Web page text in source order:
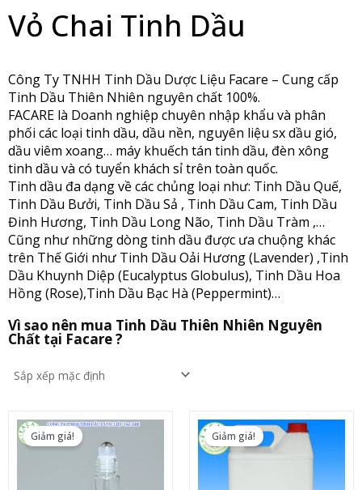
Vỏ Chai Tinh Dầu
Công Ty TNHH Tinh Dầu Dược Liệu Facare – Cung cấp
Tinh Dầu Thiên Nhiên nguyên chất 100%.
FACARE là Doanh nghiệp chuyên nhập khẩu và phân
phối các loại tinh dầu, dầu nền, nguyên liệu sx dầu gió,
dầu viêm xoang… máy khuếch tán tinh dầu, đèn xông
tinh dầu và có tuyển khách sỉ trên toàn quốc.
Tinh dầu đa dạng về các chủng loại như: Tinh Dầu Quế,
Tinh Dầu Bưởi, Tinh Dầu Sả , Tinh Dầu Cam, Tinh Dầu
Đinh Hương, Tinh Dầu Long Não, Tinh Dầu Tràm ,…
Cũng như những dòng tinh dầu được ưa chuộng khác
trên Thế Giới như Tinh Dầu Oải Hương (Lavender) ,Tinh
Dầu Khuynh Diệp (Eucalyptus Globulus), Tinh Dầu Hoa
Hồng (Rose),Tinh Dầu Bạc Hà (Peppermint)…
Vì sao nên mua Tinh Dầu Thiên Nhiên Nguyên
Chất tại Facare ?
Giảm giá! Giảm giá!